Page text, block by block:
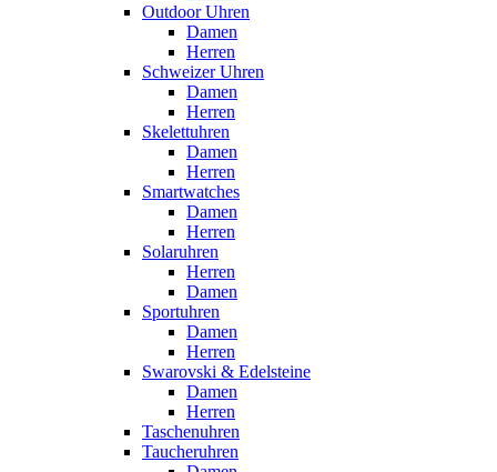
Outdoor Uhren
Damen
Herren
Schweizer Uhren
Damen
Herren
Skelettuhren
Damen
Herren
Smartwatches
Damen
Herren
Solaruhren
Herren
Damen
Sportuhren
Damen
Herren
Swarovski & Edelsteine
Damen
Herren
Taschenuhren
Taucheruhren